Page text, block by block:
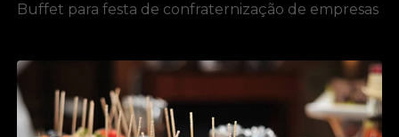
Buffet para festa de confraternização de empresas